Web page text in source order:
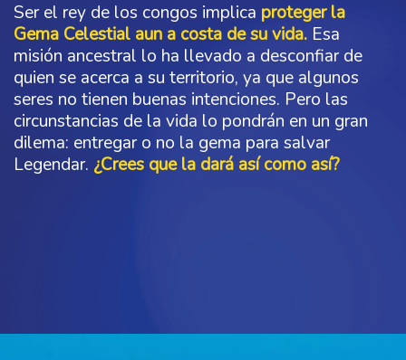
Ser el rey de los congos implica proteger la
Gema Celestial aun a costa de su vida. Esa
misión ancestral lo ha llevado a desconfiar de
quien se acerca a su territorio, ya que algunos
seres no tienen buenas intenciones. Pero las
circunstancias de la vida lo pondrán en un gran
dilema: entregar o no la gema para salvar
Legendar. ¿Crees que la dará así como así?